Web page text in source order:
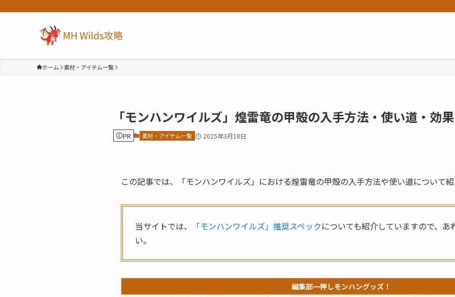
ホーム 素材・アイテム一覧
「モンハンワイルズ」煌雷竜の甲殻の入手方法・使い道・効
PR 素材・アイテム一覧 2025年3月18日
この記事では、「モンハンワイルズ」における煌雷竜の甲殻の入手方法や使い道について
当サイトでは、 「モンハンワイルズ」推奨スペックについても紹介していますので、
い。
編集部一押しモンハングッズ！